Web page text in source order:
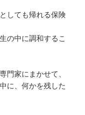
しても帰れる保険
の中に調和するこ
門家にまかせて、
に、何かを残した